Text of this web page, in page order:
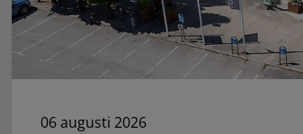
06 augusti 2026